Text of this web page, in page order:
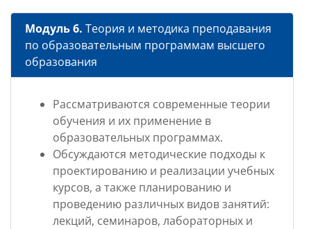
Модуль 6. Теория и методика преподавания
по образовательным программам высшего
образования
Рассматриваются современные теории
обучения и их применение в
образовательных программах.
Обсуждаются методические подходы к
проектированию и реализации учебных
курсов, а также планированию и
проведению различных видов занятий:
лекций, семинаров, лабораторных и